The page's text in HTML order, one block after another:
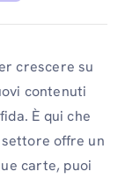
crescere su
contenuti
È qui che
offre un
carte, puoi